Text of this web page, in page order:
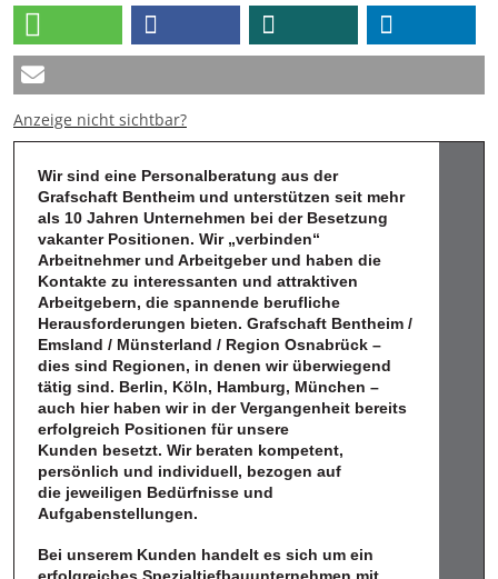
Anzeige nicht sichtbar?